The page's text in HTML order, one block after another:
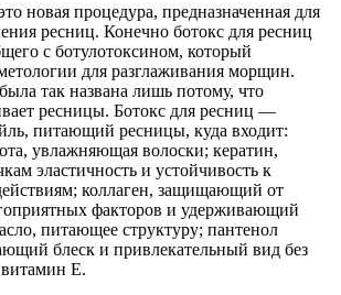
новая процедура, предназначенная для
ресниц. Конечно ботокс для ресниц
с ботулотоксином, который
для разглаживания морщин.
так названа лишь потому, что
ресницы. Ботокс для ресниц —
питающий ресницы, куда входит:
увлажняющая волоски; кератин,
эластичность и устойчивость к
коллаген, защищающий от
факторов и удерживающий
питающее структуру; пантенол
блеск и привлекательный вид без
Е.